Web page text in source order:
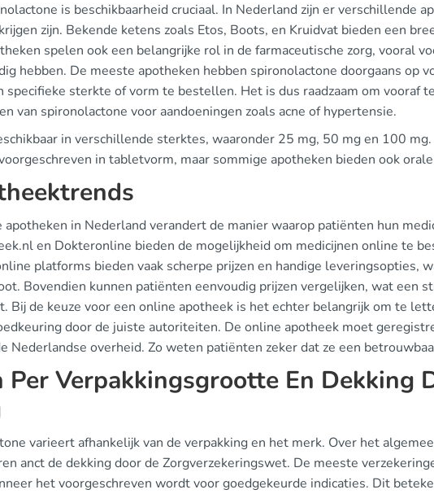
is beschikbaarheid cruciaal. In Nederland zijn er verschillende
zijn. Bekende ketens zoals Etos, Boots, en Kruidvat bieden een
spelen ook een belangrijke rol in de farmaceutische zorg, vooral
hebben. De meeste apotheken hebben spironolactone doorgaans op
specifieke sterkte of vorm te bestellen. Het is dus raadzaam om vooraf
van spironolactone voor aandoeningen zoals acne of hypertensie.
in verschillende sterktes, waaronder 25 mg, 50 mg en 100 mg.
in tabletvorm, maar sommige apotheken bieden ook
in Nederland verandert de manier waarop patiënten hun
en Dokteronline bieden de mogelijkheid om medicijnen online te
platforms bieden vaak scherpe prijzen en handige leveringsopties,
Bovendien kunnen patiënten eenvoudig prijzen vergelijken, wat een
Bij de keuze voor een online apotheek is het echter belangrijk om te
door de juiste autoriteiten. De online apotheek moet
Nederlandse overheid. Zo weten patiënten zeker dat ze een
Per Verpakkingsgrootte En Dekking
varieert afhankelijk van de verpakking en het merk. Over het
anct de dekking door de Zorgverzekeringswet. De meeste
het voorgeschreven wordt voor goedgekeurde indicaties. Dit